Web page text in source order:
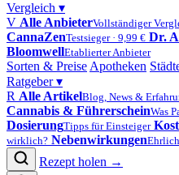
Vergleich ▾
V Alle AnbieterVollständiger
CannaZenTestsieger · 9,99 € Dr.
BloomwellEtablierter Anbieter
Sorten & Preise Apotheken
Ratgeber▾
R Alle ArtikelBlog, News &
Cannabis & FührerscheinWas
DosierungTipps für Einsteiger
wirklich? Nebenwirkungen
Rezept holen →